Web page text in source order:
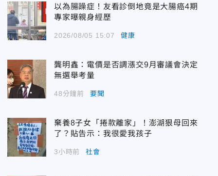
以為腸躁症！友看診倒地竟是大腸癌4期
專家曝親身經歷
2026/08/05 15:07 健康
龔明鑫：電價是否調漲交9月審議會決定
無選舉考量
48分鐘前 要聞
棄養8子女「捲款離家」！澎湖狠母回來
了？貼告示：我很愛我孩子
3小時前 社會